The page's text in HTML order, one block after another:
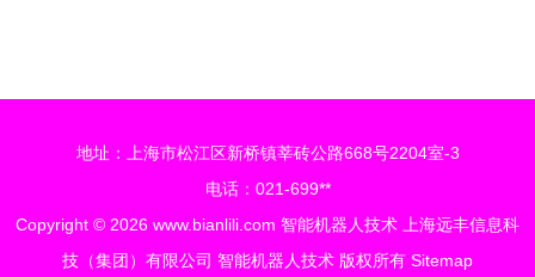
地址：上海市松江区新桥镇莘砖公路668号2204室-3
电话：021-699**
Copyright © 2026 www.bianlili.com 智能机器人技术
上海远丰信息科
技（集团）有限公司 智能机器人技术 版权所有 Sitemap